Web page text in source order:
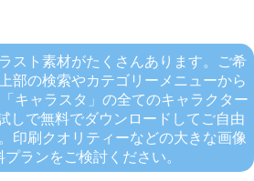
スト素材がたくさんあります。ご希
部の検索やカテゴリーメニューから
キャラスタ」の全てのキャラクター
しで無料でダウンロードしてご自由
印刷クオリティーなどの大きな画像
ランをご検討ください。